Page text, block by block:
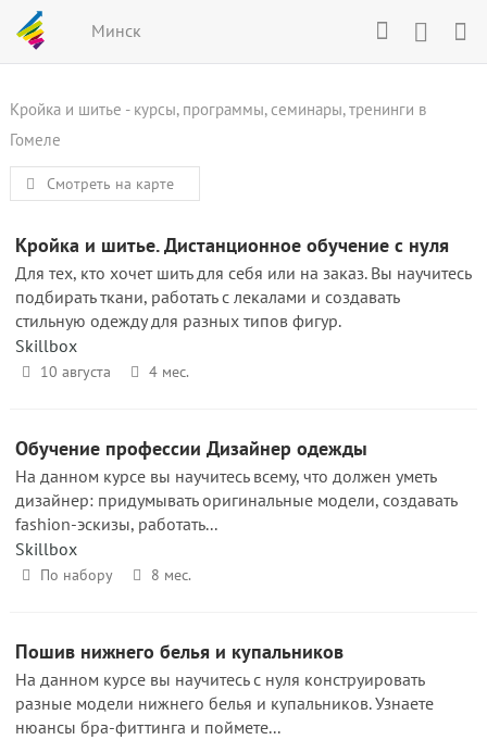
Минск
Кройка и шитье - курсы, программы, семинары, тренинги в
Гомеле
Смотреть на карте
Кройка и шитье. Дистанционное обучение с нуля
Для тех, кто хочет шить для себя или на заказ. Вы научитесь
подбирать ткани, работать с лекалами и создавать
стильную одежду для разных типов фигур.
Skillbox
10 августа 4 мес.
Обучение профессии Дизайнер одежды
На данном курсе вы научитесь всему, что должен уметь
дизайнер: придумывать оригинальные модели, создавать
fashion-эскизы, работать...
Skillbox
По набору 8 мес.
Пошив нижнего белья и купальников
На данном курсе вы научитесь с нуля конструировать
разные модели нижнего белья и купальников. Узнаете
нюансы бра-фиттинга и поймете...